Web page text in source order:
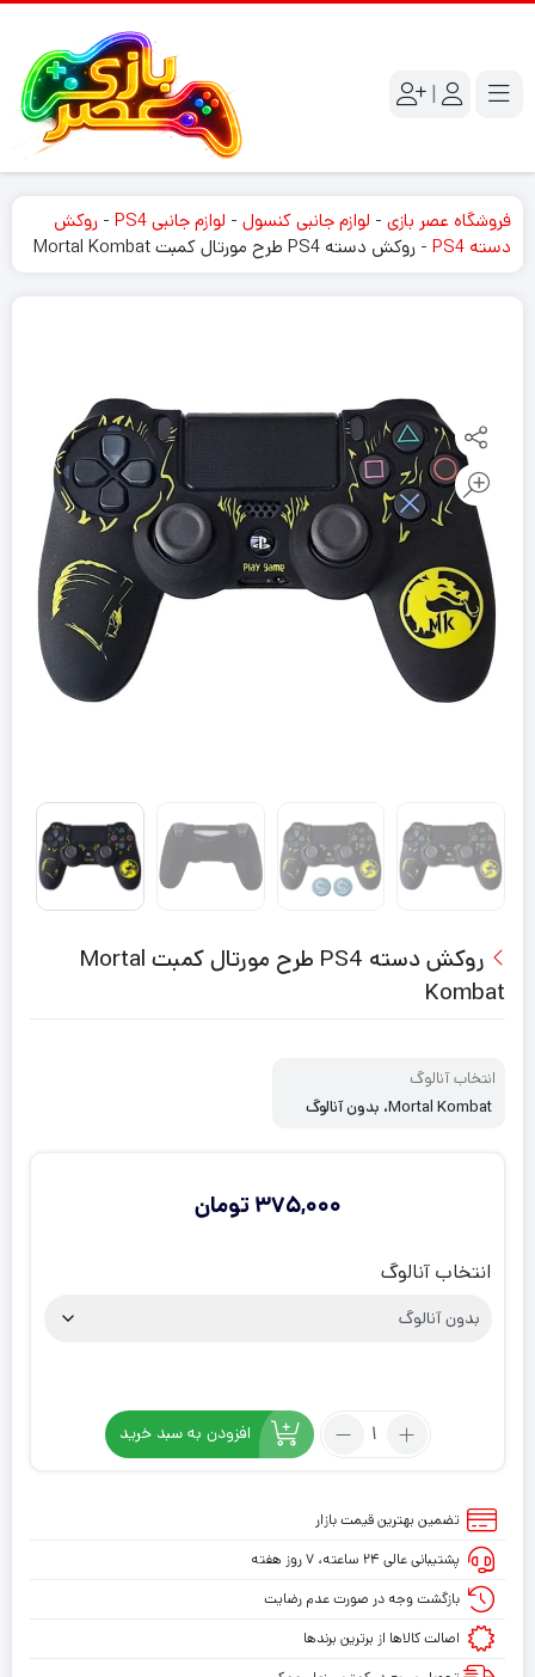
|
فروشگاه عصر بازی - لوازم جانبی کنسول - لوازم جانبی PS4 - روکش
دسته PS4
- روکش دسته PS4 طرح مورتال کمبت Mortal Kombat
روکش دسته PS4 طرح مورتال کمبت Mortal
Kombat
انتخاب آنالوگ
Mortal Kombat، بدون آنالوگ
375,000 تومان
انتخاب آنالوگ
تعداد:
PS4
مورتال
کمبت
Kombat
افزودن به سبد خرید
تضمین بهترین قیمت بازار
پشتیبانی عالی ۲۴ ساعته، ۷ روز هفته
بازگشت وجه در صورت عدم رضایت
اصالت کالاها از برترین برندها